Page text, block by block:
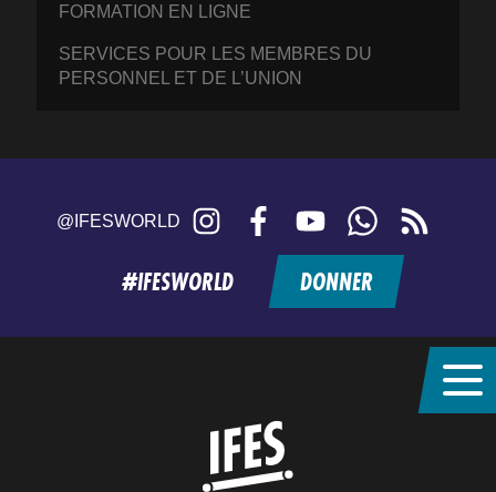
FORMATION EN LIGNE
SERVICES POUR LES MEMBRES DU
PERSONNEL ET DE L’UNION
@IFESWORLD Instagram FacebookYouTubeWhatsApp
feed
#IFESWORLD DONNER